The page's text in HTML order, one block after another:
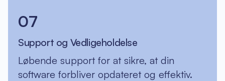
07
Support og Vedligeholdelse
Løbende support for at sikre, at din
software forbliver opdateret og effektiv.